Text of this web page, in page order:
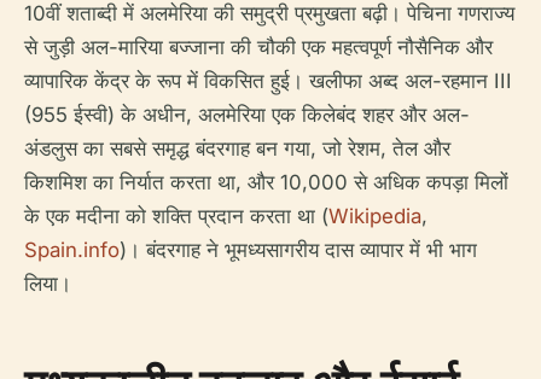
10वीं शताब्दी में अलमेरिया की समुद्री प्रमुखता बढ़ी। पेचिना गणराज्य
से जुड़ी अल-मारिया बज्जाना की चौकी एक महत्वपूर्ण नौसैनिक और
व्यापारिक केंद्र के रूप में विकसित हुई। खलीफा अब्द अल-रहमान III
(955 ईस्वी) के अधीन, अलमेरिया एक किलेबंद शहर और अल-
अंडलुस का सबसे समृद्ध बंदरगाह बन गया, जो रेशम, तेल और
किशमिश का निर्यात करता था, और 10,000 से अधिक कपड़ा मिलों
के एक मदीना को शक्ति प्रदान करता था (Wikipedia,
Spain.info)। बंदरगाह ने भूमध्यसागरीय दास व्यापार में भी भाग
लिया।